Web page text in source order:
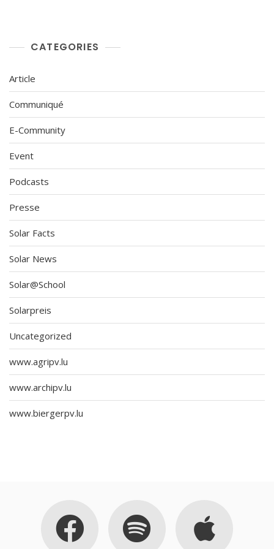
CATEGORIES
Article
Communiqué
E-Community
Event
Podcasts
Presse
Solar Facts
Solar News
Solar@School
Solarpreis
Uncategorized
www.agripv.lu
www.archipv.lu
www.biergerpv.lu